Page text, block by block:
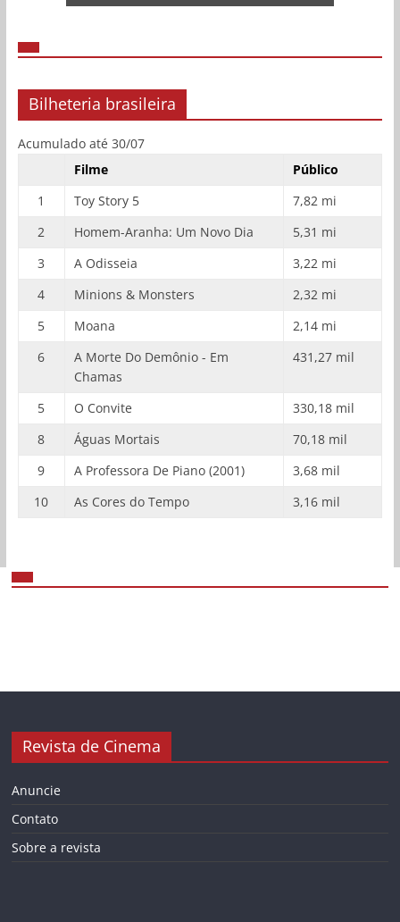
Bilheteria brasileira
Acumulado até 30/07
Filme
Público
1
Toy Story 5
7,82 mi
2
Homem-Aranha: Um Novo Dia
5,31 mi
3
A Odisseia
3,22 mi
4
Minions & Monsters
2,32 mi
5
Moana
2,14 mi
6
A Morte Do Demônio - Em
Chamas
431,27 mil
5 O Convite
330,18 mil
8
Águas Mortais
70,18 mil
9
A Professora De Piano (2001)
3,68 mil
10
As Cores do Tempo 3,16 mil
Revista de Cinema
Anuncie
Contato
Sobre a revista